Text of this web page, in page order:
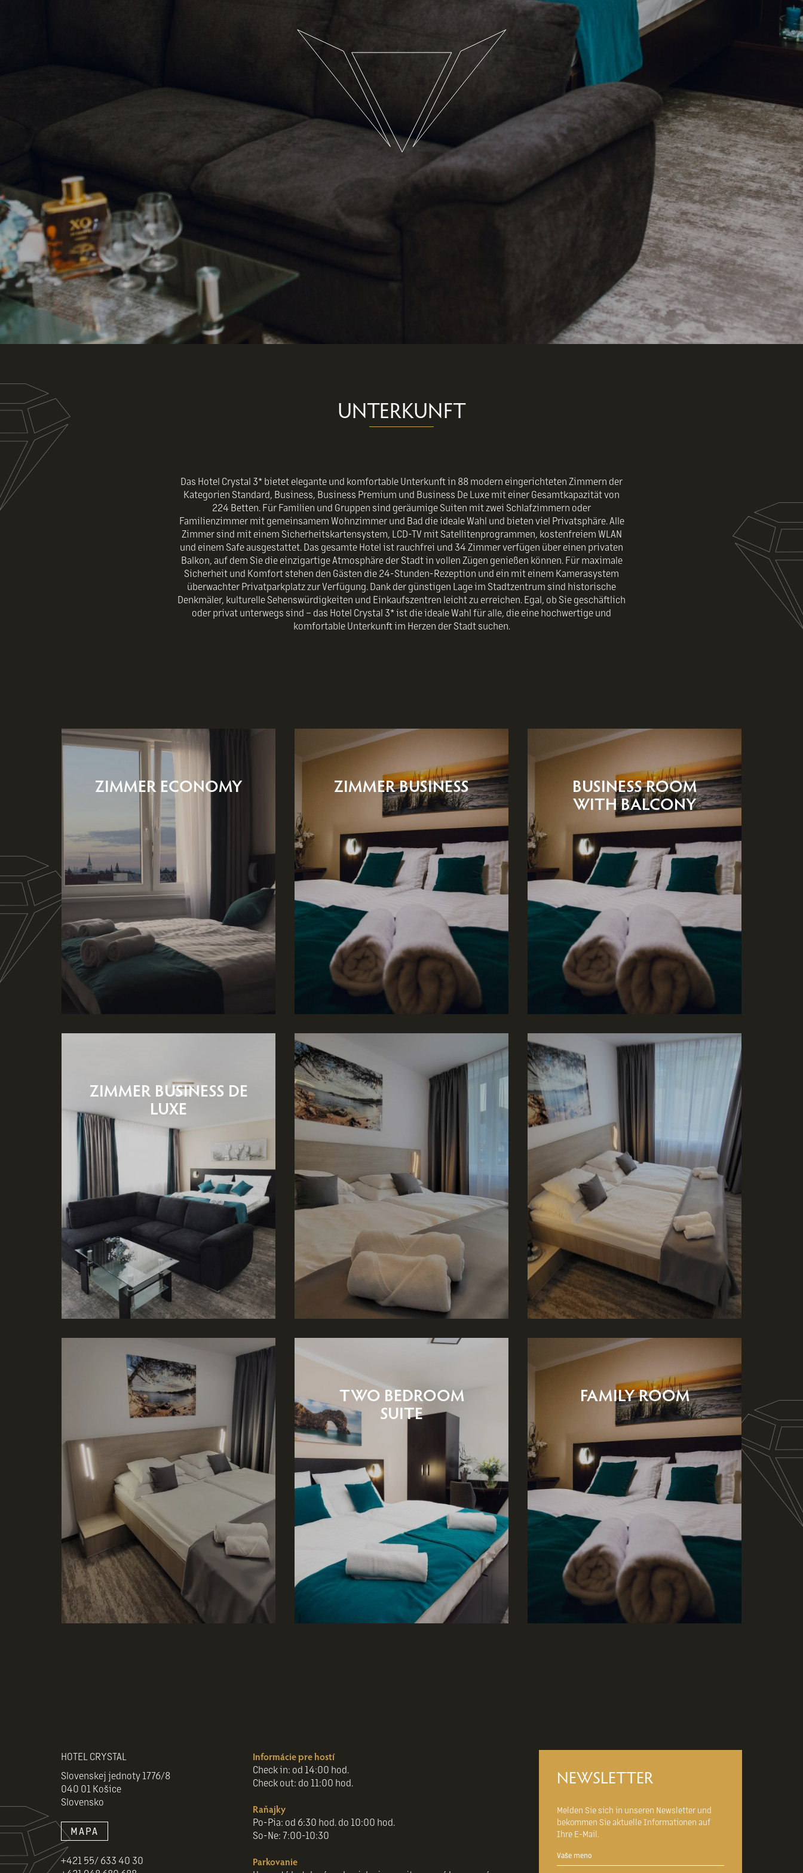
UNTERKUNFT
Das Hotel Crystal 3* bietet elegante und komfortable Unterkunft in 88 modern eingerichteten Zimmern der
Kategorien Standard, Business, Business Premium und Business De Luxe mit einer Gesamtkapazität von
224 Betten. Für Familien und Gruppen sind geräumige Suiten mit zwei Schlafzimmern oder
Familienzimmer mit gemeinsamem Wohnzimmer und Bad die ideale Wahl und bieten viel Privatsphäre. Alle
Zimmer sind mit einem Sicherheitskartensystem, LCD-TV mit Satellitenprogrammen, kostenfreiem WLAN
und einem Safe ausgestattet. Das gesamte Hotel ist rauchfrei und 34 Zimmer verfügen über einen privaten
Balkon, auf dem Sie die einzigartige Atmosphäre der Stadt in vollen Zügen genießen können. Für maximale
Sicherheit und Komfort stehen den Gästen die 24-Stunden-Rezeption und ein mit einem Kamerasystem
überwachter Privatparkplatz zur Verfügung. Dank der günstigen Lage im Stadtzentrum sind historische
Denkmäler, kulturelle Sehenswürdigkeiten und Einkaufszentren leicht zu erreichen. Egal, ob Sie geschäftlich
oder privat unterwegs sind – das Hotel Crystal 3* ist die ideale Wahl für alle, die eine hochwertige und
komfortable Unterkunft im Herzen der Stadt suchen.
ZIMMER ECONOMY ZIMMER BUSINESS BUSINESS ROOM
WITH BALCONY
ZIMMER BUSINESS DE
LUXE
TWO BEDROOM
SUITE
FAMILY ROOM
HOTEL CRYSTAL
Slovenskej jednoty 1776/8
040 01 Košice
Slovensko
MAPA
+421 55/ 633 40 30
Informácie pre hostí
Check in: od 14:00 hod.
Check out: do 11:00 hod.
Raňajky
Po-Pia: od 6:30 hod. do 10:00 hod.
So-Ne: 7:00-10:30
Parkovanie
NEWSLETTER
Melden Sie sich in unseren Newsletter und
bekommen Sie aktuelle Informationen auf
Ihre E-Mail.